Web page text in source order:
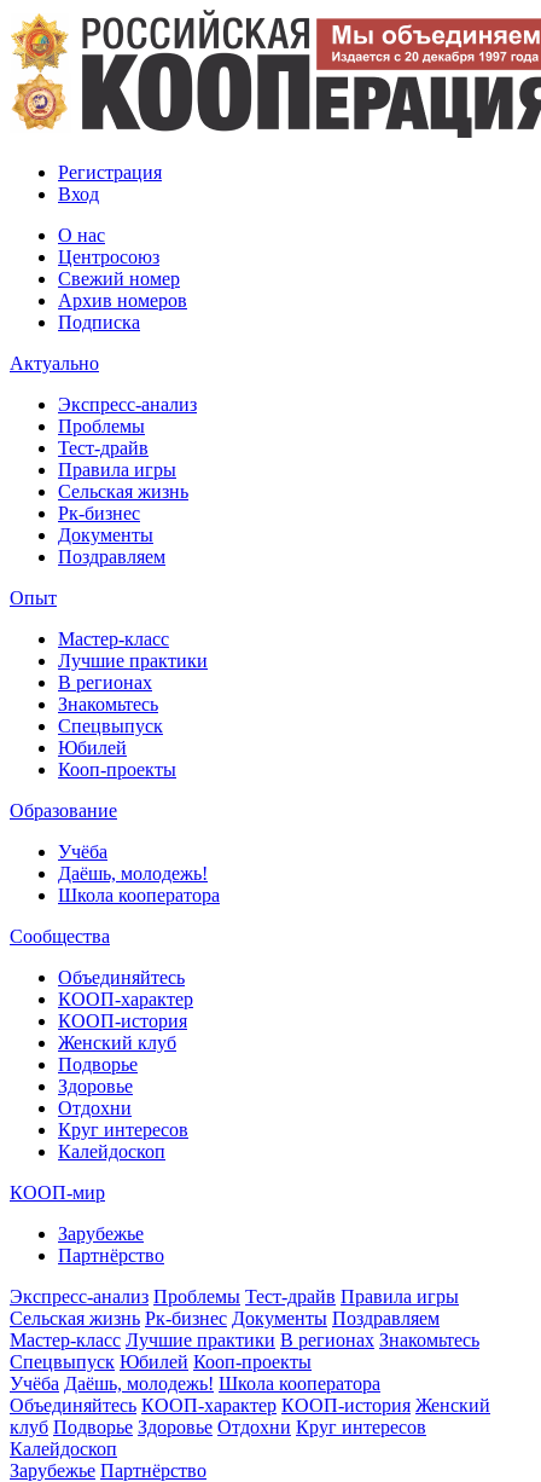
Регистрация
Вход
О нас
Центросоюз
Свежий номер
Архив номеров
Подписка
Актуально
Экспресс-анализ
Проблемы
Тест-драйв
Правила игры
Сельская жизнь
Рк-бизнес
Документы
Поздравляем
Опыт
Мастер-класс
Лучшие практики
В регионах
Знакомьтесь
Спецвыпуск
Юбилей
Кооп-проекты
Образование
Учёба
Даёшь, молодежь!
Школа кооператора
Сообщества
Объединяйтесь
КООП-характер
КООП-история
Женский клуб
Подворье
Здоровье
Отдохни
Круг интересов
Калейдоскоп
КООП-мир
Зарубежье
Партнёрство
Экспресс-анализ Проблемы Тест-драйв Правила игры
Сельская жизнь Рк-бизнес Документы Поздравляем
Мастер-класс Лучшие практики В регионах Знакомьтесь
Спецвыпуск Юбилей Кооп-проекты
Учёба Даёшь, молодежь! Школа кооператора
Объединяйтесь КООП-характер КООП-история Женский
клуб Подворье Здоровье Отдохни Круг интересов
Калейдоскоп
Зарубежье Партнёрство